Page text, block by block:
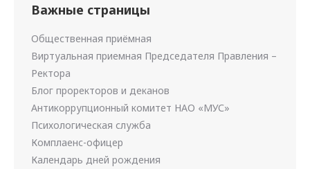
Важные страницы
Общественная приёмная
Виртуальная приемная Председателя Правления –
Ректора
Блог проректоров и деканов
Антикоррупционный комитет НАО «МУС»
Психологическая служба
Комплаенс-офицер
Календарь дней рождения